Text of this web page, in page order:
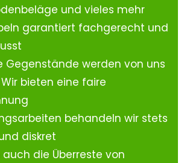
und vieles mehr
garantiert fachgerecht und
Gegenstände werden von uns
bieten eine faire
behandeln wir stets
diskret
die Überreste von